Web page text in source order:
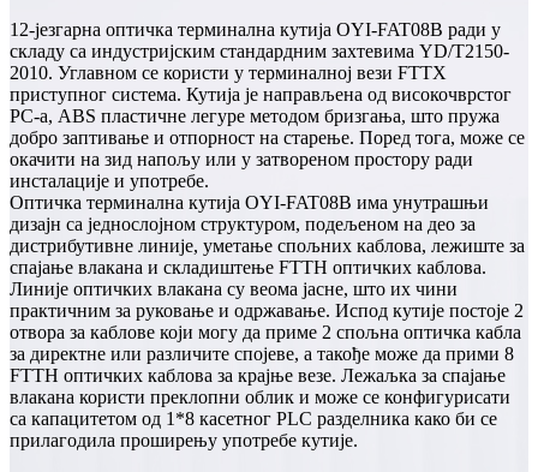
12-језгарна оптичка терминална кутија OYI-FAT08B ради у
складу са индустријским стандардним захтевима YD/T2150-
2010. Углавном се користи у терминалној вези FTTX
приступног система. Кутија је направљена од високочврстог
PC-а, ABS пластичне легуре методом бризгања, што пружа
добро заптивање и отпорност на старење. Поред тога, може се
окачити на зид напољу или у затвореном простору ради
инсталације и употребе.
Оптичка терминална кутија OYI-FAT08B има унутрашњи
дизајн са једнослојном структуром, подељеном на део за
дистрибутивне линије, уметање спољних каблова, лежиште за
спајање влакана и складиштење FTTH оптичких каблова.
Линије оптичких влакана су веома јасне, што их чини
практичним за руковање и одржавање. Испод кутије постоје 2
отвора за каблове који могу да приме 2 спољна оптичка кабла
за директне или различите спојеве, а такође може да прими 8
FTTH оптичких каблова за крајње везе. Лежаљка за спајање
влакана користи преклопни облик и може се конфигурисати
са капацитетом од 1*8 касетног PLC разделника како би се
прилагодила проширењу употребе кутије.